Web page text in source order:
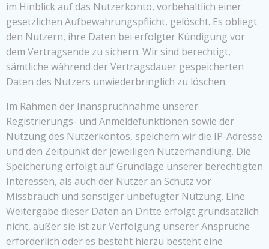
im Hinblick auf das Nutzerkonto, vorbehaltlich einer
gesetzlichen Aufbewahrungspflicht, gelöscht. Es obliegt
den Nutzern, ihre Daten bei erfolgter Kündigung vor
dem Vertragsende zu sichern. Wir sind berechtigt,
sämtliche während der Vertragsdauer gespeicherten
Daten des Nutzers unwiederbringlich zu löschen.
Im Rahmen der Inanspruchnahme unserer
Registrierungs- und Anmeldefunktionen sowie der
Nutzung des Nutzerkontos, speichern wir die IP-Adresse
und den Zeitpunkt der jeweiligen Nutzerhandlung. Die
Speicherung erfolgt auf Grundlage unserer berechtigten
Interessen, als auch der Nutzer an Schutz vor
Missbrauch und sonstiger unbefugter Nutzung. Eine
Weitergabe dieser Daten an Dritte erfolgt grundsätzlich
nicht, außer sie ist zur Verfolgung unserer Ansprüche
erforderlich oder es besteht hierzu besteht eine